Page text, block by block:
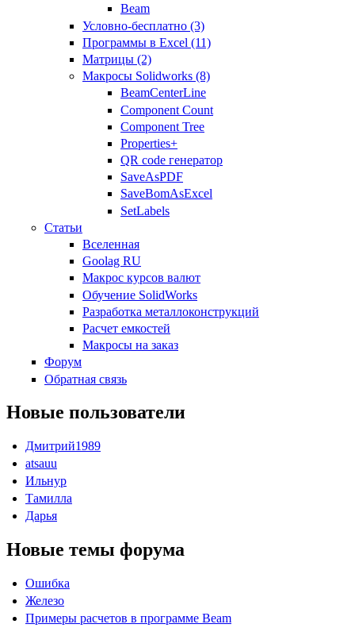
Beam
Условно-бесплатно (3)
Программы в Excel (11)
Матрицы (2)
Макросы Solidworks (8)
BeamCenterLine
Component Count
Component Tree
Properties+
QR code генератор
SaveAsPDF
SaveBomAsExcel
SetLabels
Статьи
Вселенная
Goolag RU
Макрос курсов валют
Обучение SolidWorks
Разработка металлоконструкций
Расчет емкостей
Макросы на заказ
Форум
Обратная связь
Новые пользователи
Дмитрий1989
atsauu
Ильнур
Тамилла
Дарья
Новые темы форума
Ошибка
Железо
Примеры расчетов в программе Beam